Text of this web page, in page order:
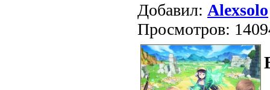
Добавил: Alexsolo
Просмотров: